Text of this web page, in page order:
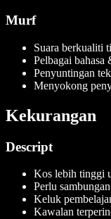
Murf
Suara berkualiti
Pelbagai bahasa
Penyuntingan
Menyokong
Kekurangan
Descript
Kos lebih tinggi
Perlu
Keluk
Kawalan